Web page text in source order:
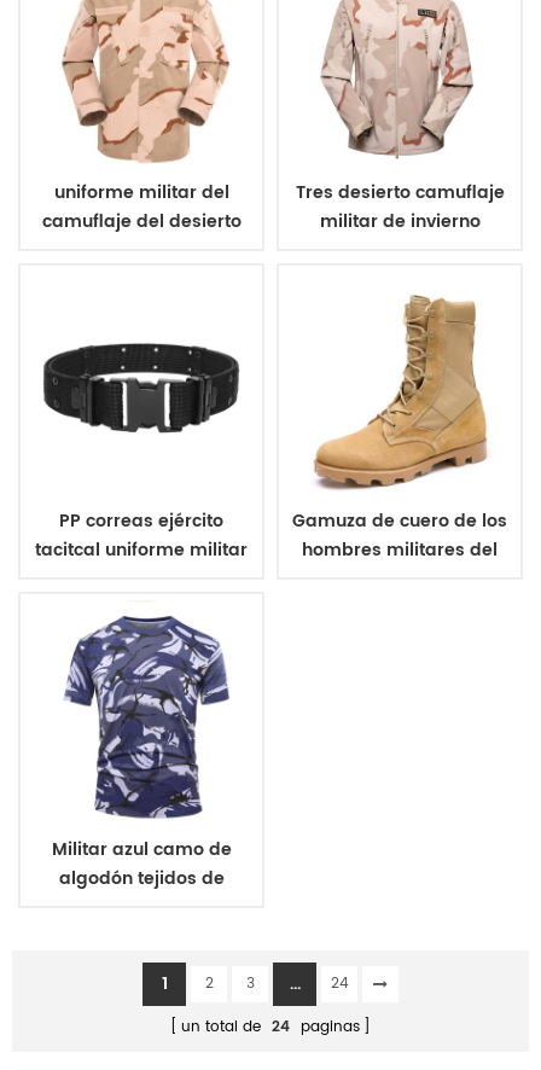
uniforme militar del
camuflaje del desierto
Tres desierto camuflaje
militar de invierno
PP correas ejército
tacitcal uniforme militar
Gamuza de cuero de los
hombres militares del
Militar azul camo de
algodón tejidos de
1 2 3 ...
24
un total de 24 paginas